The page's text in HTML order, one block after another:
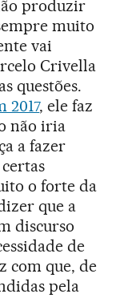
produzir
muito
vai
Crivella
questões.
2017, ele faz
não iria
a fazer
o forte da
que a
discurso
de
com que, de
pela